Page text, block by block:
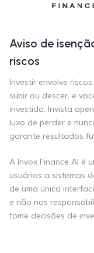
Aviso de
riscos
Investir envolve
subir ou descer, e
investido. Invista
luxo de perder e
garante resultados
A Invox Finance AI é
usuários a sistemas
de uma única
e não nos
tome decisões de